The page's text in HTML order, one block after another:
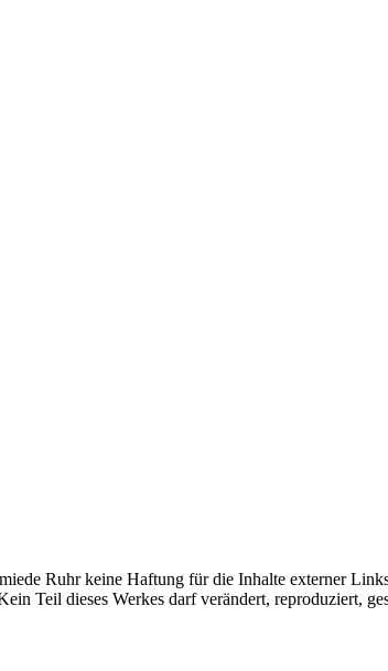
Ruhr keine Haftung für die Inhalte externer
Teil dieses Werkes darf verändert, reproduziert,